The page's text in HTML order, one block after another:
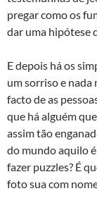
pregar como os
dar uma hipótese
E depois há os
um sorriso e
facto de as
que há alguém
assim tão
do mundo aquilo
fazer puzzles? É
foto sua com